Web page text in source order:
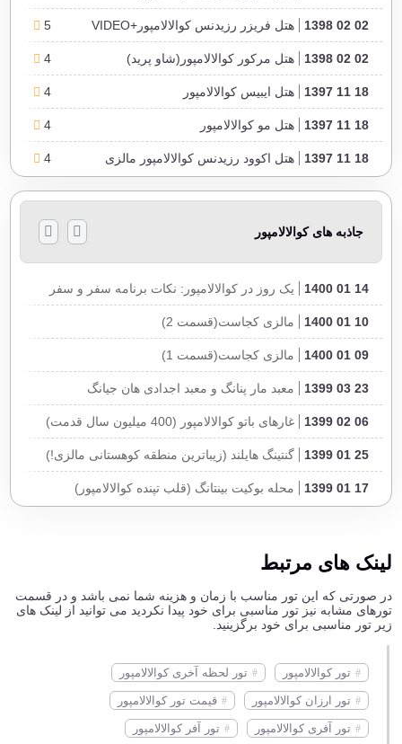
02 02 1398 هتل فریزر رزیدنس کوالالامپور+VIDEO 5
02 02 1398 هتل مرکور کوالالامپور(شاو پرید) 4
18 11 1397 هتل ایبیس کوالالامپور 4
18 11 1397 هتل مو کوالالامپور 4
18 11 1397 هتل اکوود رزیدنس کوالالامپور مالزی 4
18 11 1397 هتل سامیت کی ال سیتی سنتر 4
18 11 1397 هتل مترو بوکیت بینتانگ کوالالامپور مالزی 3
03 11 1397 هتل سانی کوالالامپور مالزی 4
03 11 1397 هتل آنکاسا کوالالامپور مالزی
25 07 1397 هتل برجایا تایمز اسکوئر کوالالامپور مالزی
16 07 1397 هتل رویال چولان بوکیت بینتانگ کوالالامپور مالزی
07 07 1397 هتل ایمپیانا کی ال سی سی کوالالامپور مالزی 4
30 05 1397 هتل کلاب دلفین کوالالامپور مالزی 3
جاذبه های کوالالامپور
14 01 1400 یک روز در کوالالامپور: نکات برنامه سفر و سفر
10 01 1400 مالزی کجاست(قسمت 2)
09 01 1400 مالزی کجاست(قسمت 1)
23 03 1399 معبد مار پنانگ و معبد اجدادی هان جیانگ
06 02 1399 غارهای باتو کوالالامپور (400 میلیون سال قدمت)
25 01 1399 گنتینگ هایلند (زیباترین منطقه کوهستانی مالزی!)
17 01 1399 محله بوکیت بینتانگ (قلب تپنده کوالالامپور)
11 01 1399 پل پوترا مالزی (مشابه مالزیایی پل خواجو!)
مرکز خرید استارهیل (لوکس ترین مرکزخرید مالزی!)
04 01 1399 مرکز خرید اوتاما (بزرگترین مرکز خرید مالزی!)
19 12 1398 دهکده شناور کلان جتیس! (یادگار چین کهن در مالزی)
لینک های مرتبط
در صورتی که این تور مناسب با زمان و هزینه شما نمی باشد و در قسمت
تورهای مشابه نیز تور مناسبی برای خود پیدا نکردید می توانید از لینک های
زیر تور مناسبی برای خود برگزینید.
تور کوالالامپور تور لحظه آخری کوالالامپور
تور ارزان کوالالامپور قیمت تور کوالالامپور
تور آفری کوالالامپور تور آفر کوالالامپور